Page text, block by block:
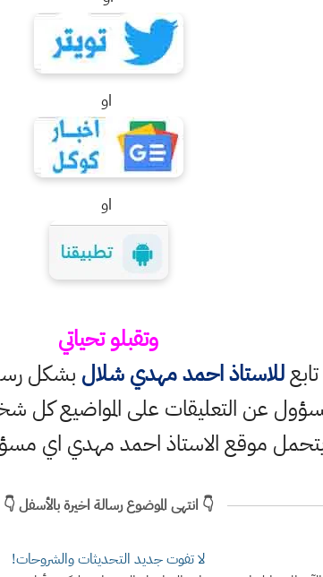
او
او
وتقبلو تحياتي
للاستاذ احمد مهدي شلال بشكل
عن التعليقات على المواضيع
موقع الاستاذ احمد مهدي اي
👇 انتهى الموضوع رسالة اخيرة بالأسفل 👇
لا تفوت جديد التحديثات والشروحات!